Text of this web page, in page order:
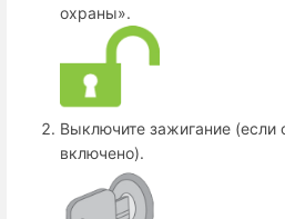
охраны».
Выключите зажигание (если
включено).